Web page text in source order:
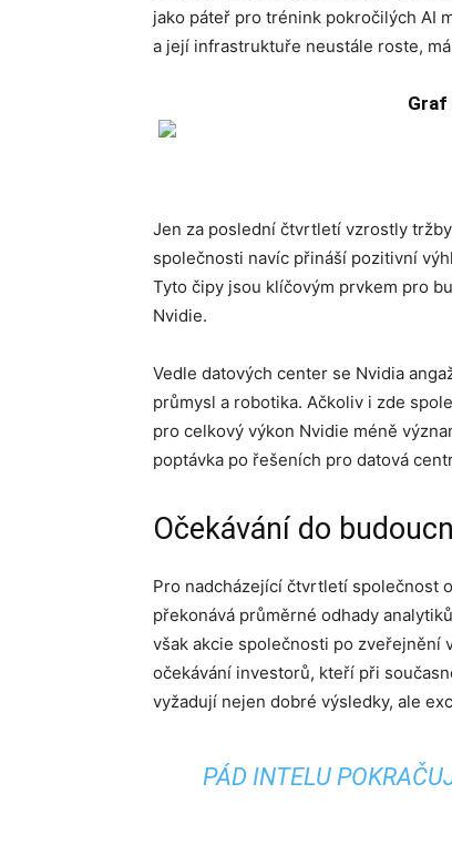
jako páteř pro trénink pokročilých AI
a její infrastruktuře neustále roste,
Graf
Jen za poslední čtvrtletí vzrostly
společnosti navíc přináší pozitivní
Tyto čipy jsou klíčovým prvkem pro
Nvidie.
Vedle datových center se Nvidia
průmysl a robotika. Ačkoliv i zde
pro celkový výkon Nvidie méně
poptávka po řešeních pro datová
Očekávání do
Pro nadcházející čtvrtletí společnost
překonává průměrné odhady
však akcie společnosti po zveřejnění
očekávání investorů, kteří při
vyžadují nejen dobré výsledky, ale
PÁD INTELU